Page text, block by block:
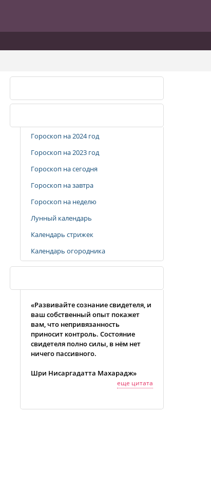
Гороскоп на 2024 год
Гороскоп на 2023 год
Гороскоп на сегодня
Гороскоп на завтра
Гороскоп на неделю
Лунный календарь
Календарь стрижек
Календарь огородника
«Развивайте сознание свидетеля, и
ваш собственный опыт покажет
вам, что непривязанность
приносит контроль. Состояние
свидетеля полно силы, в нём нет
ничего пассивного.
Шри Нисаргадатта Махарадж»
еще цитата